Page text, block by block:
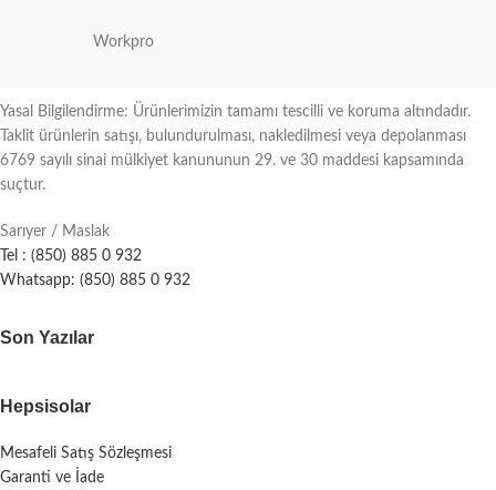
Workpro
Yasal Bilgilendirme: Ürünlerimizin tamamı tescilli ve koruma altındadır.
Taklit ürünlerin satışı, bulundurulması, nakledilmesi veya depolanması
6769 sayılı sinai mülkiyet kanununun 29. ve 30 maddesi kapsamında
suçtur.
Sarıyer / Maslak
Tel : (850) 885 0 932
Whatsapp: (850) 885 0 932
Son Yazılar
Hepsisolar
Mesafeli Satış Sözleşmesi
Garanti ve İade